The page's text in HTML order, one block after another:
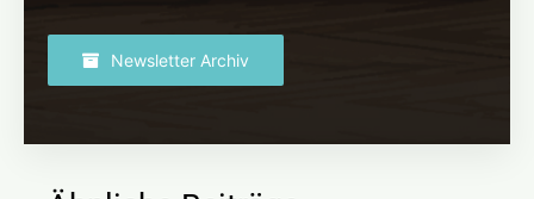
Newsletter Archiv